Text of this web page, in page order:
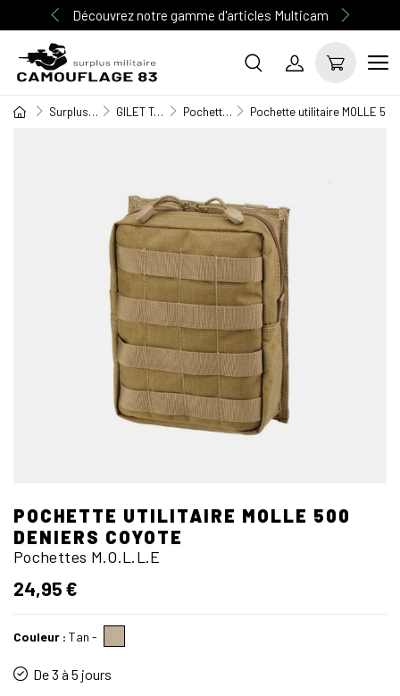
Découvrez notre gamme d'articles Multicam
Surplus Militaire GILET TACTIQUE / EQUIPEMENT Pochettes M.O.L.L.E Pochette utilitaire MOLLE
POCHETTE UTILITAIRE MOLLE 500
DENIERS COYOTE
Pochettes M.O.L.L.E
24,95 €
Couleur : Tan -
De 3 à 5 jours